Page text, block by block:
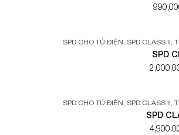
SPD CHO TỦ ĐIỆN, SPD CLASS II,
SPD
SPD CHO TỦ ĐIỆN, SPD CLASS II,
SPD